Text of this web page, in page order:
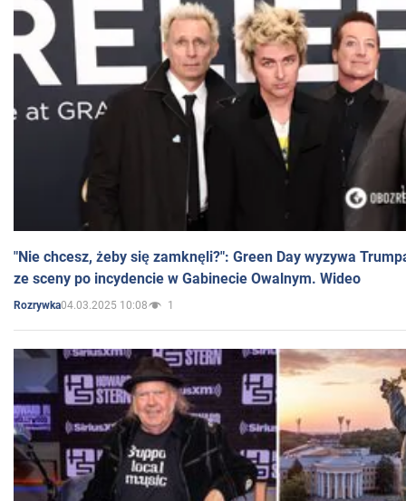
"Nie chcesz, żeby się zamknęli?": Green Day wyzywa
ze sceny po incydencie w Gabinecie Owalnym. Wideo
Rozrywka04.03.2025 10:08 1